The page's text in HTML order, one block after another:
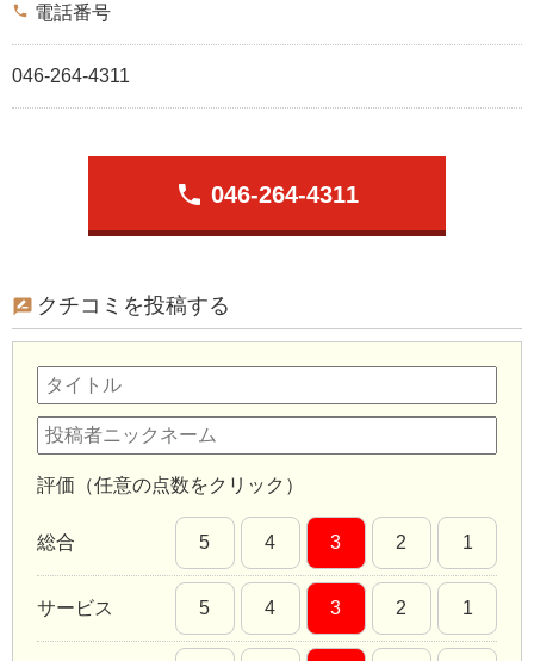
phone 電話番号
046-264-4311
phone 046-264-4311
クチコミを投稿する
評価（任意の点数をクリック）
総合 5 4 3 2 1
サービス 5 4 3 2 1